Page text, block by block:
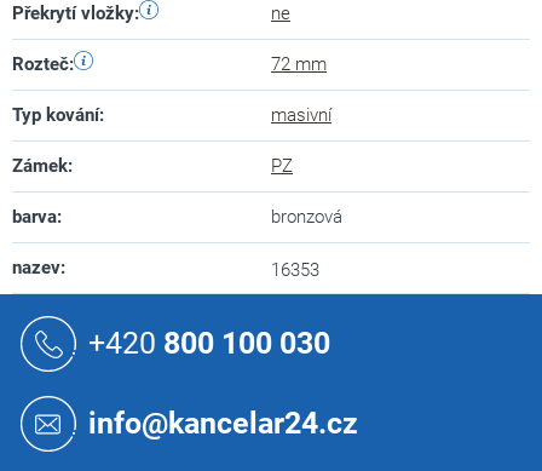
Překrytí vložky: ne
Rozteč: 72 mm
Typ kování: masivní
Zámek: PZ
barva: bronzová
nazev: 16353
+420 800 100 030
info@kancelar24.cz